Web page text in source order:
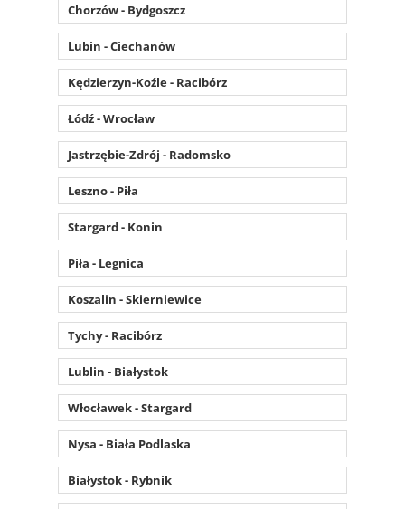
Chorzów - Bydgoszcz
Lubin - Ciechanów
Kędzierzyn-Koźle - Racibórz
Łódź - Wrocław
Jastrzębie-Zdrój - Radomsko
Leszno - Piła
Stargard - Konin
Piła - Legnica
Koszalin - Skierniewice
Tychy - Racibórz
Lublin - Białystok
Włocławek - Stargard
Nysa - Biała Podlaska
Białystok - Rybnik